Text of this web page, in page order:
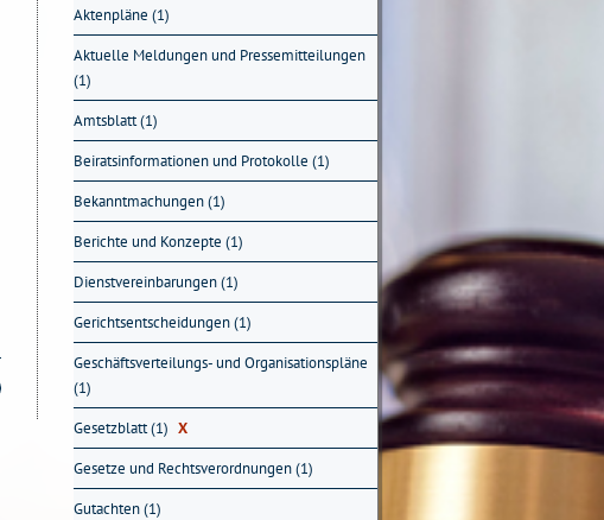
Aktenpläne (1)
Aktuelle Meldungen und Pressemitteilungen
(1)
Amtsblatt (1)
Beiratsinformationen und Protokolle (1)
Bekanntmachungen (1)
Berichte und Konzepte (1)
Dienstvereinbarungen (1)
Gerichtsentscheidungen (1)
Geschäftsverteilungs- und Organisationspläne
(1)
Gesetzblatt (1) X
Gesetze und Rechtsverordnungen (1)
Gutachten (1)